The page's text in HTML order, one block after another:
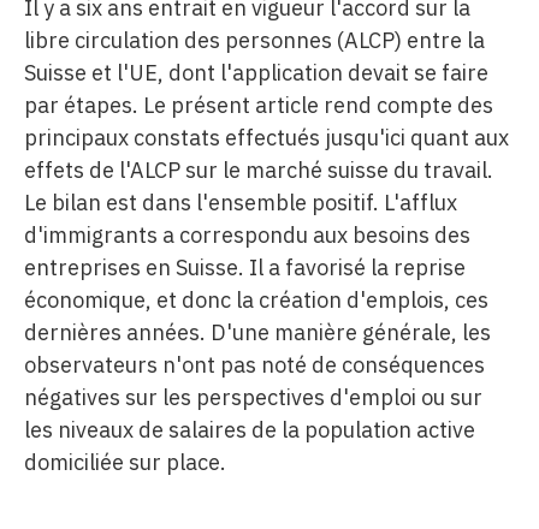
Il y a six ans entrait en vigueur l'accord sur la
libre circulation des personnes (ALCP) entre la
Suisse et l'UE, dont l'application devait se faire
par étapes. Le présent article rend compte des
principaux constats effectués jusqu'ici quant aux
effets de l'ALCP sur le marché suisse du travail.
Le bilan est dans l'ensemble positif. L'afflux
d'immigrants a correspondu aux besoins des
entreprises en Suisse. Il a favorisé la reprise
économique, et donc la création d'emplois, ces
dernières années. D'une manière générale, les
observateurs n'ont pas noté de conséquences
négatives sur les perspectives d'emploi ou sur
les niveaux de salaires de la population active
domiciliée sur place.